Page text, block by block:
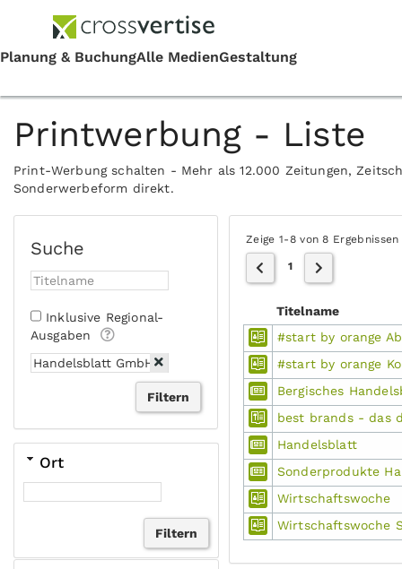
Printwerbung - Liste
Print-Werbung schalten - Mehr als 12.000 Zeitungen,
Sonderwerbeform direkt.
Suche
Inklusive Regional-
Ausgaben
Ort
Zeige 1-8 von 8 Ergebnissen
1
Titelname
#start by orange
#start by orange
Bergisches
best brands - das
Handelsblatt
Sonderprodukte
Wirtschaftswoche
Wirtschaftswoche